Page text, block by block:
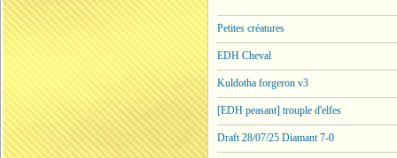
Petites créatures
EDH Cheval
Kuldotha forgeron v3
[EDH peasant] trouple d'elfes
Draft 28/07/25 Diamant 7-0